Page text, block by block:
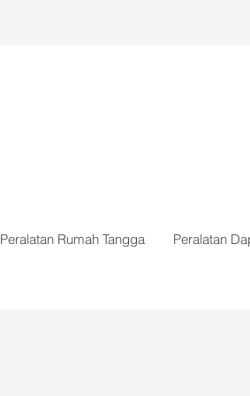
Peralatan Rumah Tangga Peralatan